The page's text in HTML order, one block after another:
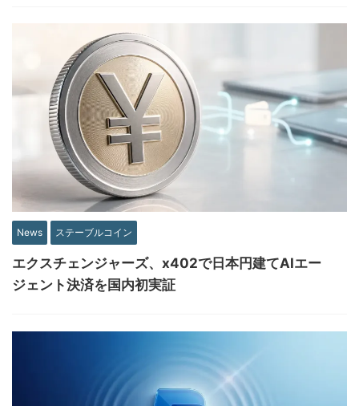
News ステーブルコイン
エクスチェンジャーズ、x402で日本円建てAIエー
ジェント決済を国内初実証